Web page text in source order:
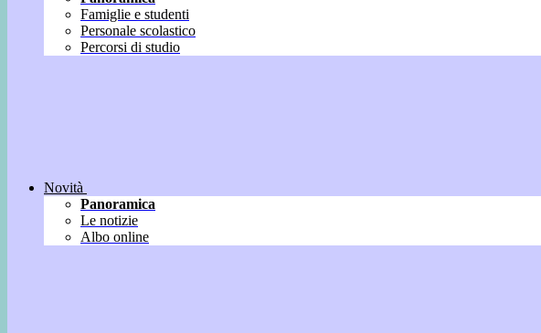
Famiglie e studenti
Personale scolastico
Percorsi di studio
Novità
Panoramica
Le notizie
Albo online